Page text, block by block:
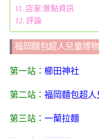
店家/景點資訊
評論
福岡麵包超人兒童博
第一站： 櫛田神社
第二站： 福岡麵包超人
第三站： 一蘭拉麵